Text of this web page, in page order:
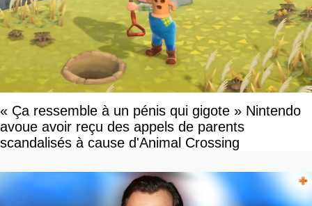
« Ça ressemble à un pénis qui gigote » Nintendo
avoue avoir reçu des appels de parents
scandalisés à cause d'Animal Crossing